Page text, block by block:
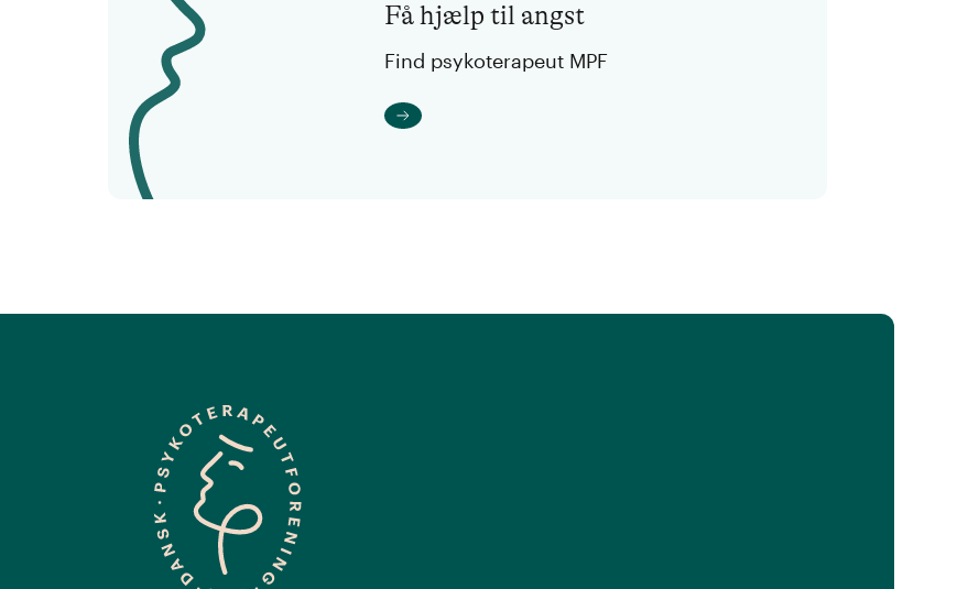
Få hjælp til angst
Find psykoterapeut MPF